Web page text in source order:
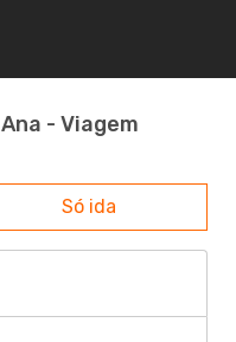
- Viagem
Só ida